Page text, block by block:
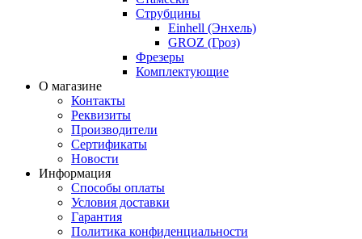
Струбцины
Einhell (Энхель)
GROZ (Гроз)
Фрезеры
Комплектующие
О магазине
Контакты
Реквизиты
Производители
Сертификаты
Новости
Информация
Способы оплаты
Условия доставки
Гарантия
Политика конфиденциальности